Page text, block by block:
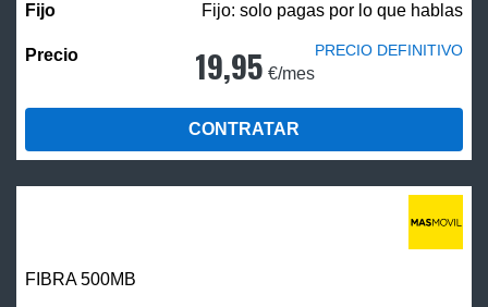
Fijo: solo pagas por lo que hablas
19,95 €/mes
PRECIO DEFINITIVO
CONTRATAR
FIBRA500MB